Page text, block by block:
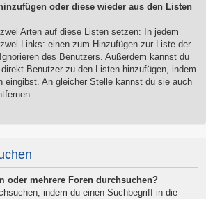
oder diese wieder aus den Listen
Arten auf diese Listen setzen: In jedem
Links: einen zum Hinzufügen zur Liste der
des Benutzers. Außerdem kannst du
Benutzer zu den Listen hinzufügen, indem
eingibst. An gleicher Stelle kannst du sie auch
oder mehrere Foren durchsuchen?
indem du einen Suchbegriff in die